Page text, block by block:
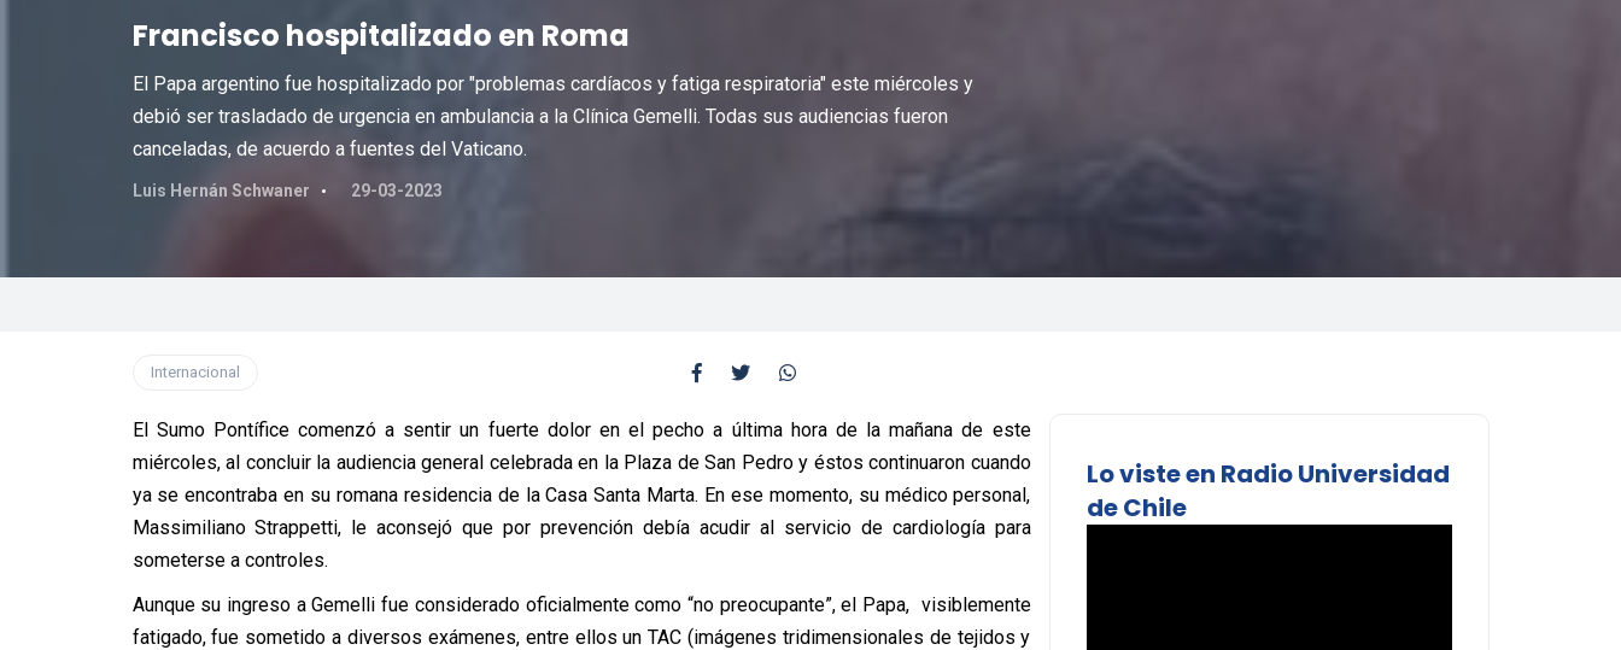
Francisco hospitalizado en Roma
El Papa argentino fue hospitalizado por "problemas cardíacos y fatiga respiratoria" este miércoles y
debió ser trasladado de urgencia en ambulancia a la Clínica Gemelli. Todas sus audiencias fueron
canceladas, de acuerdo a fuentes del Vaticano.
Luis Hernán Schwaner 29-03-2023
Internacional
El Sumo Pontífice comenzó a sentir un fuerte dolor en el pecho a última hora de la mañana de este
miércoles, al concluir la audiencia general celebrada en la Plaza de San Pedro y éstos continuaron cuando
ya se encontraba en su romana residencia de la Casa Santa Marta. En ese momento, su médico personal,
Massimiliano Strappetti, le aconsejó que por prevención debía acudir al servicio de cardiología para
someterse a controles.
Aunque su ingreso a Gemelli fue considerado oficialmente como “no preocupante”, el Papa, visiblemente
fatigado, fue sometido a diversos exámenes, entre ellos un TAC (imágenes tridimensionales de tejidos y
Lo viste en Radio Universidad
de Chile